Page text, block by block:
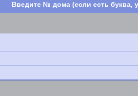
Введите № дома (если есть буква,